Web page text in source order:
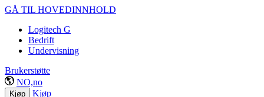
GÅ TIL HOVEDINNHOLD
Logitech G
Bedrift
Undervisning
Brukerstøtte
NO,no
Kjøp Kjøp